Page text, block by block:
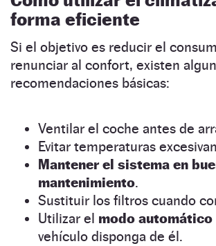
forma eficiente
Si el objetivo es reducir el
renunciar al confort, existen
recomendaciones básicas:
Ventilar el coche antes de
Evitar temperaturas
Mantener el sistema en
mantenimiento.
Sustituir los filtros cuando
Utilizar el modo automático
vehículo disponga de él.